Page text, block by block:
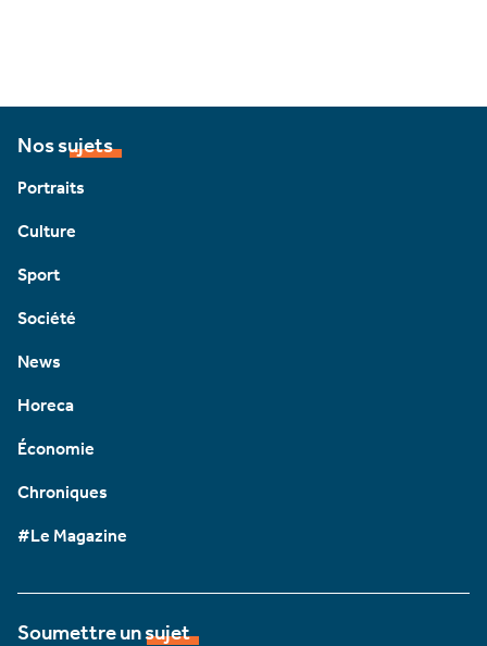
Nos sujets
Portraits
Culture
Sport
Société
News
Horeca
Économie
Chroniques
#Le Magazine
Soumettre un sujet